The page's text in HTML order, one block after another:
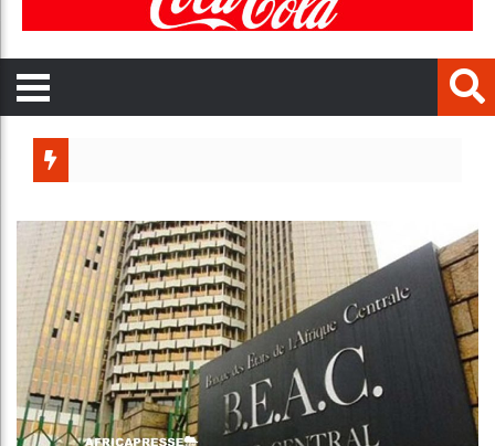
Guinée :
Réforme
Bénin :